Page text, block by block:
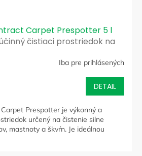
Carpet Prespotter 5 l
čistiaci prostriedok na
Iba pre prihlásených
DETAIL
Prespotter je výkonný a
určený na čistenie silne
mastnoty a škvŕn. Je ideálnou